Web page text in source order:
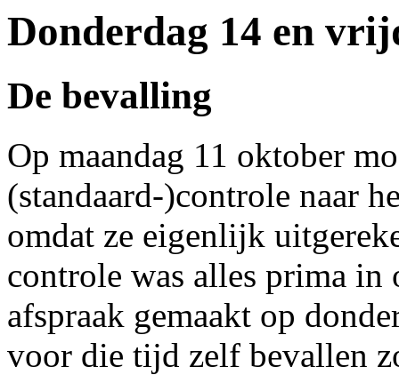
Donderdag 14 en
De bevalling
Op maandag 11 oktober
(standaard-)controle naar
omdat ze eigenlijk
controle was alles prima in
afspraak gemaakt op
voor die tijd zelf bevallen